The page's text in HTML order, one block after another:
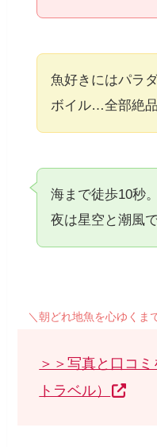
魚好きにはパラ
ボイル…全部絶品
海まで徒歩10秒
夜は星空と潮風
＼朝どれ地魚を心ゆくま
＞＞写真と口コ
トラベル）